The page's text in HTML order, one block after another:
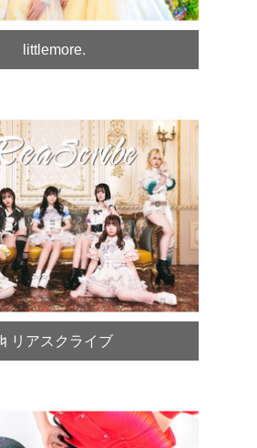
littlemore.
♮リアスクライブ